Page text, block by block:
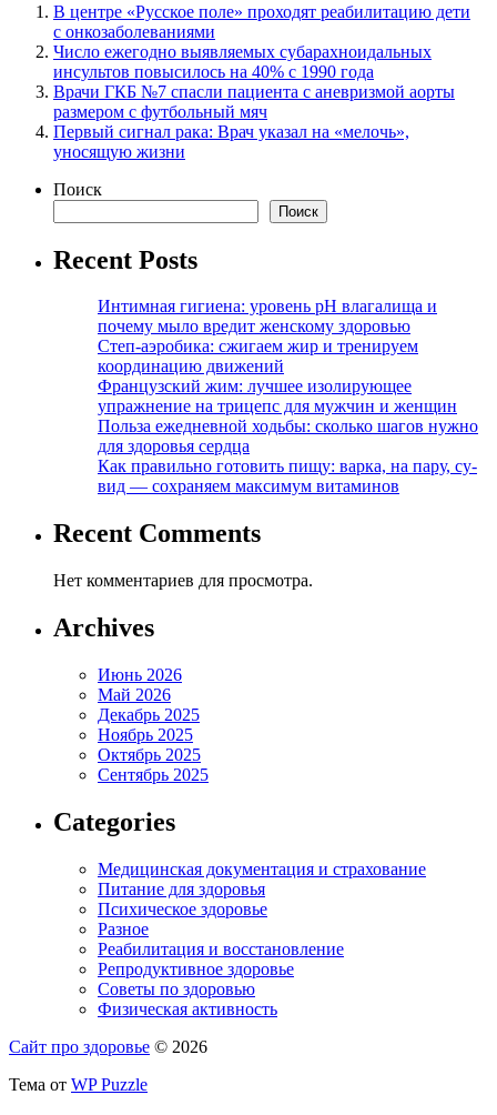
В центре «Русское поле» проходят реабилитацию дети
с онкозаболеваниями
Число ежегодно выявляемых субарахноидальных
инсультов повысилось на 40% с 1990 года
Врачи ГКБ №7 спасли пациента с аневризмой аорты
размером с футбольный мяч
Первый сигнал рака: Врач указал на «мелочь»,
уносящую жизни
Поиск
Поиск
Recent Posts
Интимная гигиена: уровень pH влагалища и
почему мыло вредит женскому здоровью
Степ-аэробика: сжигаем жир и тренируем
координацию движений
Французский жим: лучшее изолирующее
упражнение на трицепс для мужчин и женщин
Польза ежедневной ходьбы: сколько шагов нужно
для здоровья сердца
Как правильно готовить пищу: варка, на пару, су-
вид — сохраняем максимум витаминов
Recent Comments
Нет комментариев для просмотра.
Archives
Июнь 2026
Май 2026
Декабрь 2025
Ноябрь 2025
Октябрь 2025
Сентябрь 2025
Categories
Медицинская документация и страхование
Питание для здоровья
Психическое здоровье
Разное
Реабилитация и восстановление
Репродуктивное здоровье
Советы по здоровью
Физическая активность
Сайт про здоровье © 2026
Тема от WP Puzzle